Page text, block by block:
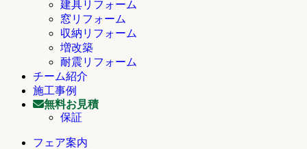
建具リフォーム
窓リフォーム
収納リフォーム
増改築
耐震リフォーム
チーム紹介
施工事例
無料お見積
保証
フェア案内